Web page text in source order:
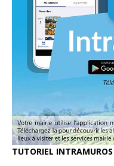
TUTORIEL INTRAMUROS